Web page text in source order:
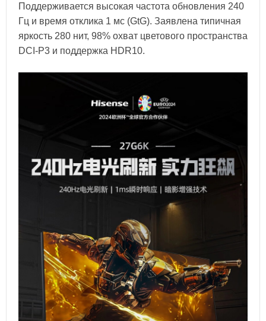
Поддерживается высокая частота обновления 240
Гц и время отклика 1 мс (GtG). Заявлена типичная
яркость 280 нит, 98% охват цветового пространства
DCI-P3 и поддержка HDR10.